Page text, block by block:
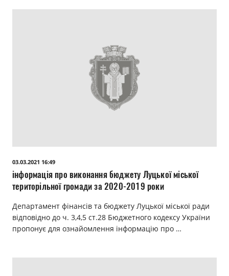
03.03.2021 16:49
інформація про виконання бюджету Луцької міської
територільної громади за 2020-2019 роки
Департамент фінансів та бюджету Луцької міської ради
відповідно до ч. 3,4,5 ст.28 Бюджетного кодексу України
пропонує для ознайомлення інформацію про …